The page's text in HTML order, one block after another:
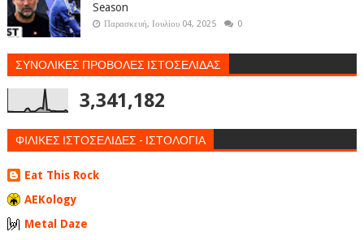
Season
Παρασκευή, Ιουλίου 04, 2025 0
ΣΥΝΟΛΙΚΕΣ ΠΡΟΒΟΛΕΣ ΙΣΤΟΣΕΛΙΔΑΣ
3,341,182
ΦΙΛΙΚΕΣ ΙΣΤΟΣΕΛΙΔΕΣ - ΙΣΤΟΛΟΓΙΑ
Eat This Rock
AEKology
Metal Daze